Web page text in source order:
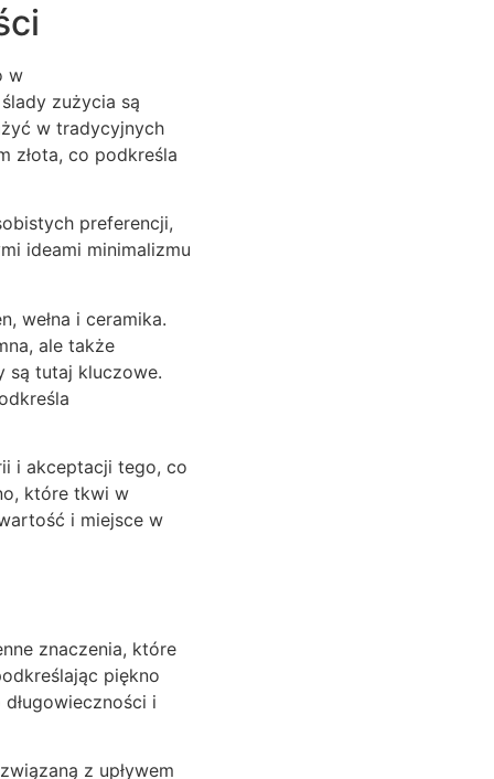
w
zużycia są
w tradycyjnych
złota, co podkreśla
preferencji,
ideami minimalizmu
wełna i ceramika.
ale także
są tutaj kluczowe.
i akceptacji tego, co
które tkwi w
i miejsce w
znaczenia, które
piękno
i
z upływem